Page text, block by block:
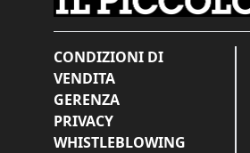
CONDIZIONI DI
VENDITA
GERENZA
PRIVACY
WHISTLEBLOWING